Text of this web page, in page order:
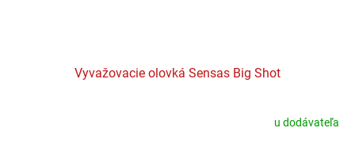
Vyvažovacie olovká Sensas Big Shot
u dodávateľa